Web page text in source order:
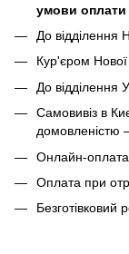
умови оплати
До відділення
Кур'єром
До відділення
Самовивіз в
домовленістю
Онлайн-
Оплата при
Безготівковий